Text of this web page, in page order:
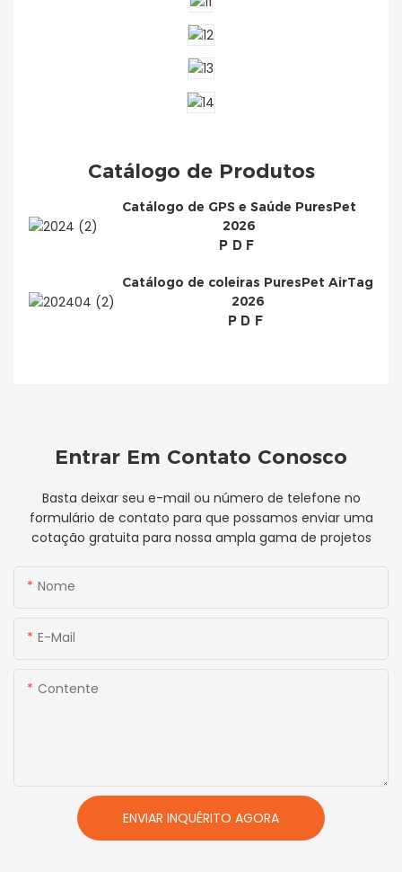
Catálogo de Produtos
Catálogo de GPS e Saúde PuresPet
2026
PDF
Catálogo de coleiras PuresPet AirTag
2026
PDF
Entrar Em Contato Conosco
Basta deixar seu e-mail ou número de telefone no
formulário de contato para que possamos enviar uma
cotação gratuita para nossa ampla gama de projetos
Nome
E-Mail
Contente
ENVIAR INQUÉRITO AGORA